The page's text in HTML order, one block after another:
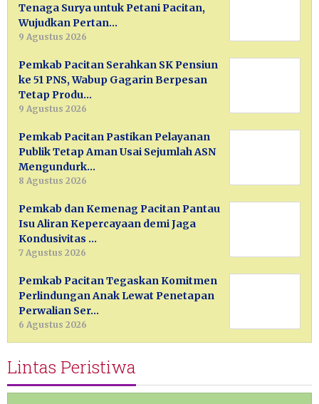
Tenaga Surya untuk Petani Pacitan,
Wujudkan Pertan…
9 Agustus 2026
Pemkab Pacitan Serahkan SK Pensiun
ke 51 PNS, Wabup Gagarin Berpesan
Tetap Produ…
9 Agustus 2026
Pemkab Pacitan Pastikan Pelayanan
Publik Tetap Aman Usai Sejumlah ASN
Mengundurk…
8 Agustus 2026
Pemkab dan Kemenag Pacitan Pantau
Isu Aliran Kepercayaan demi Jaga
Kondusivitas …
7 Agustus 2026
Pemkab Pacitan Tegaskan Komitmen
Perlindungan Anak Lewat Penetapan
Perwalian Ser…
6 Agustus 2026
Lintas Peristiwa